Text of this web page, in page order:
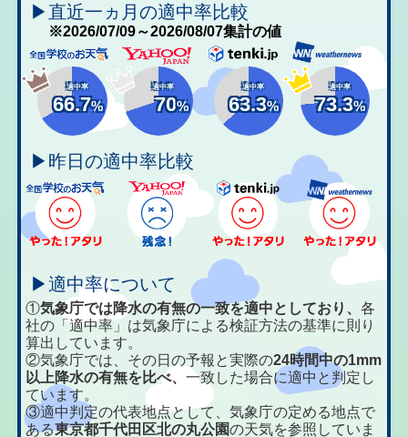
▶直近一ヵ月の適中率比較
※2026/07/09～2026/08/07集計の値
適中率
66.7%
適中率
70%
適中率
63.3%
適中率
73.3%
▶昨日の適中率比較
▶適中率について
①気象庁では降水の有無の一致を適中としており、各
社の「適中率」は気象庁による検証方法の基準に則り
算出しています。
②気象庁では、その日の予報と実際の24時間中の1mm
以上降水の有無を比べ、一致した場合に適中と判定し
ています。
③適中判定の代表地点として、気象庁の定める地点で
ある東京都千代田区北の丸公園の天気を参照していま